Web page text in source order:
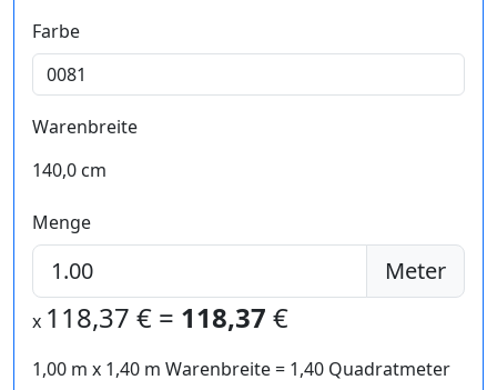
Farbe
Warenbreite
140,0 cm
Menge
Meter
x 118,37 € = 118,37 €
1,00 m x 1,40 m Warenbreite = 1,40 Quadratmeter